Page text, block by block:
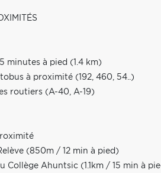
minutes à pied (1.4 km)
à proximité (192, 460, 54..)
routiers (A-40, A-19)
(850m / 12 min à pied)
Collège Ahuntsic (1.1km / 15 min à